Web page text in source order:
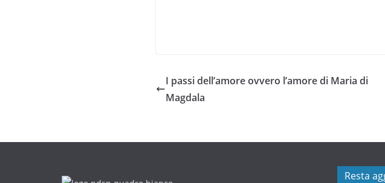
I passi dell’amore ovvero l’amore di Maria di
Magdala
Resta